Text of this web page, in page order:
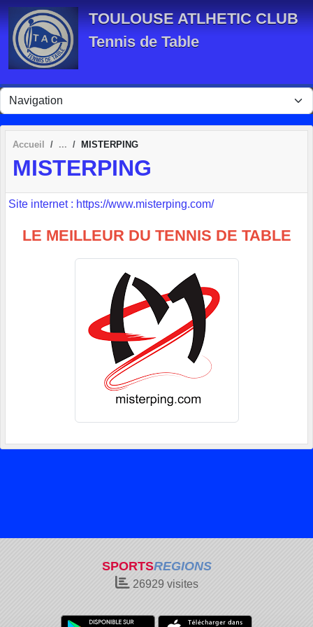
TOULOUSE ATLHETIC CLUB
Tennis de Table
Accueil MISTERPING
MISTERPING
Site internet : https://www.misterping.com/
LE MEILLEUR DU TENNIS DE TABLE
SPORTSREGIONS
26929 visites
Panneau de gestion des cookies